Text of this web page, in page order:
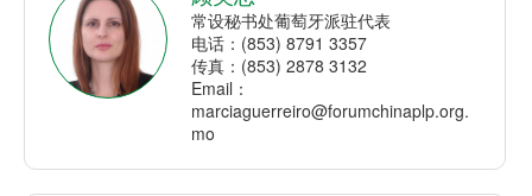
常设秘书处葡萄牙派驻代表
电话：(853) 8791 3357
传真：(853) 2878 3132
Email：
marciaguerreiro@forumchinaplp.org.
mo